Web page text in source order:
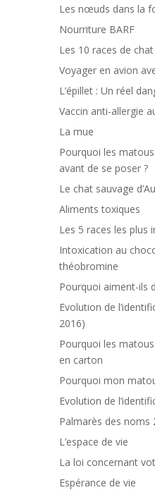
Les nœuds dans la
Nourriture BARF
Les 10 races de
Voyager en avion
L’épillet : Un réel
Vaccin anti-allergie
La mue
Pourquoi les
avant de se poser ?
Le chat sauvage
Aliments toxiques
Les 5 races les plus
Intoxication au
théobromine
Pourquoi aiment-ils
Evolution de
2016)
Pourquoi les
en carton
Pourquoi mon
Evolution de
Palmarès des noms
L’espace de vie
La loi concernant
Espérance de vie